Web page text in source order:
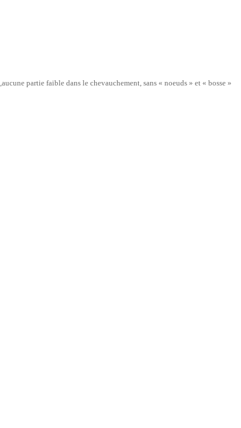
aucune partie faible dans le chevauchement, sans « noeuds » et « bosse »